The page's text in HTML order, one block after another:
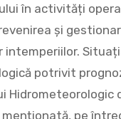
în activități
și
intemperiilor.
potrivit
Hidrometeorologic
menționată, pe